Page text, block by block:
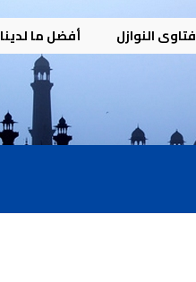
فتاوى النوازل أفضل ما لدينا